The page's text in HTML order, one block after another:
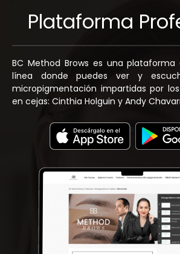
Plataforma
BC Method Brows es una plataforma
línea donde puedes ver y
micropigmentación impartidas por
en cejas: Cinthia Holguin y Andy